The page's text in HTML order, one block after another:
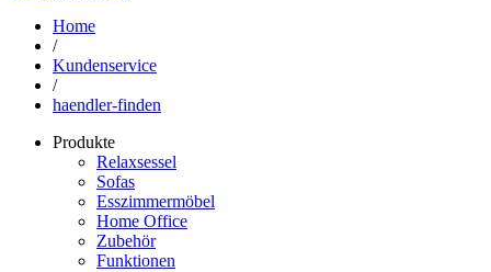
Home
/
Kundenservice
/
haendler-finden
Produkte
Relaxsessel
Sofas
Esszimmermöbel
Home Office
Zubehör
Funktionen